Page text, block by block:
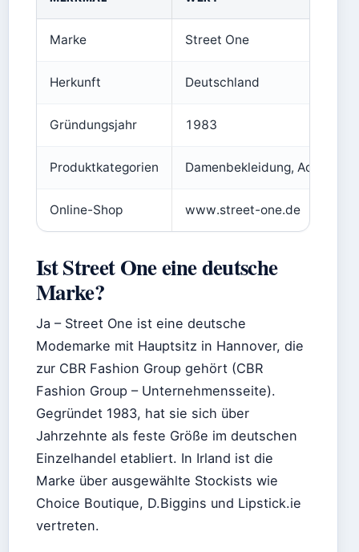
Marke Street One
Herkunft Deutschland
Gründungsjahr 1983
Produktkategorien Damenbekleidung,
Online-Shop www.street-one.de
Ist Street One eine deutsche
Marke?
Ja – Street One ist eine deutsche
Modemarke mit Hauptsitz in Hannover, die
zur CBR Fashion Group gehört (CBR
Fashion Group – Unternehmensseite).
Gegründet 1983, hat sie sich über
Jahrzehnte als feste Größe im deutschen
Einzelhandel etabliert. In Irland ist die
Marke über ausgewählte Stockists wie
Choice Boutique, D.Biggins und Lipstick.ie
vertreten.